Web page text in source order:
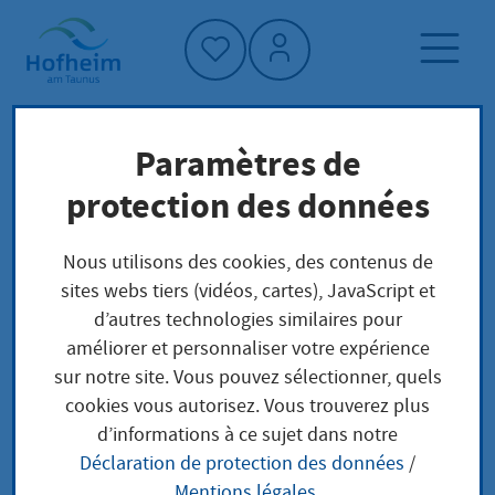
Accueil"
Page d'accueil
Vivre à Hofheim
Société et affaires sociales
Rencontre de quartier Hofheim Nord
Rencontre de quartier
Hofheim Nord
Paramètres de
protection des données
Nous utilisons des cookies, des contenus de
sites webs tiers (vidéos, cartes), JavaScript et
d’autres technologies similaires pour
améliorer et personnaliser votre expérience
sur notre site. Vous pouvez sélectionner, quels
cookies vous autorisez. Vous trouverez plus
d’informations à ce sujet dans notre
Déclaration de protection des données /